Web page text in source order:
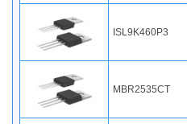
ISL9K460P3
MBR2535CT